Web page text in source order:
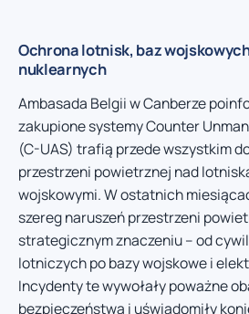
Ochrona lotnisk, baz
nuklearnych
Ambasada Belgii w Canberze
zakupione systemy Counter
(C-UAS) trafią przede wszystkim
przestrzeni powietrznej nad
wojskowymi. W ostatnich
szereg naruszeń przestrzeni
strategicznym znaczeniu – od
lotniczych po bazy wojskowe i
Incydenty te wywołały poważne
bezpieczeństwa i uświadomiły